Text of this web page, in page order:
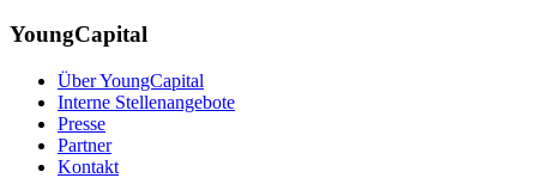
YoungCapital
Über YoungCapital
Interne Stellenangebote
Presse
Partner
Kontakt